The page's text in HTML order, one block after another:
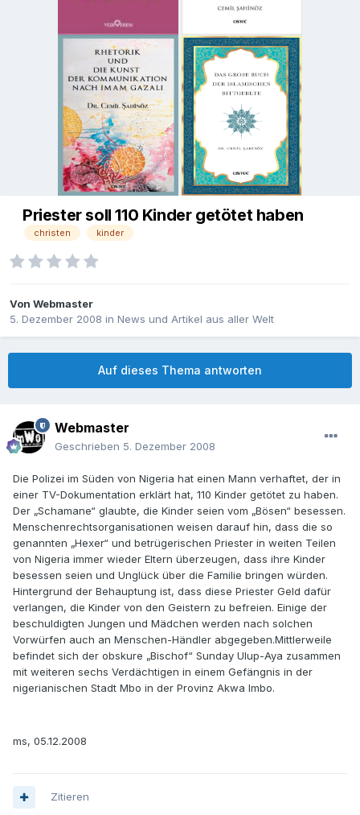
Priester soll 110 Kinder getötet haben
christen kinder
Von Webmaster
5. Dezember 2008 in News und Artikel aus aller Welt
Auf dieses Thema antworten
Webmaster
Geschrieben 5. Dezember 2008
Die Polizei im Süden von Nigeria hat einen Mann verhaftet, der in
einer TV-Dokumentation erklärt hat, 110 Kinder getötet zu haben.
Der „Schamane“ glaubte, die Kinder seien vom „Bösen“ besessen.
Menschenrechtsorganisationen weisen darauf hin, dass die so
genannten „Hexer“ und betrügerischen Priester in weiten Teilen
von Nigeria immer wieder Eltern überzeugen, dass ihre Kinder
besessen seien und Unglück über die Familie bringen würden.
Hintergrund der Behauptung ist, dass diese Priester Geld dafür
verlangen, die Kinder von den Geistern zu befreien. Einige der
beschuldigten Jungen und Mädchen werden nach solchen
Vorwürfen auch an Menschen-Händler abgegeben.Mittlerweile
befindet sich der obskure „Bischof“ Sunday Ulup-Aya zusammen
mit weiteren sechs Verdächtigen in einem Gefängnis in der
nigerianischen Stadt Mbo in der Provinz Akwa Imbo.
ms, 05.12.2008
Zitieren